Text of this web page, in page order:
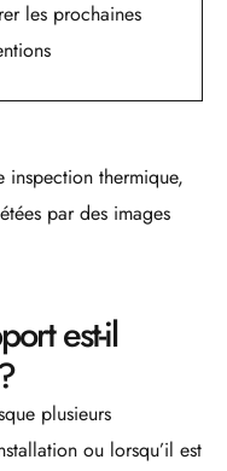
les prochaines
inspection thermique,
par des images
est-il
plusieurs
ou lorsqu’il est